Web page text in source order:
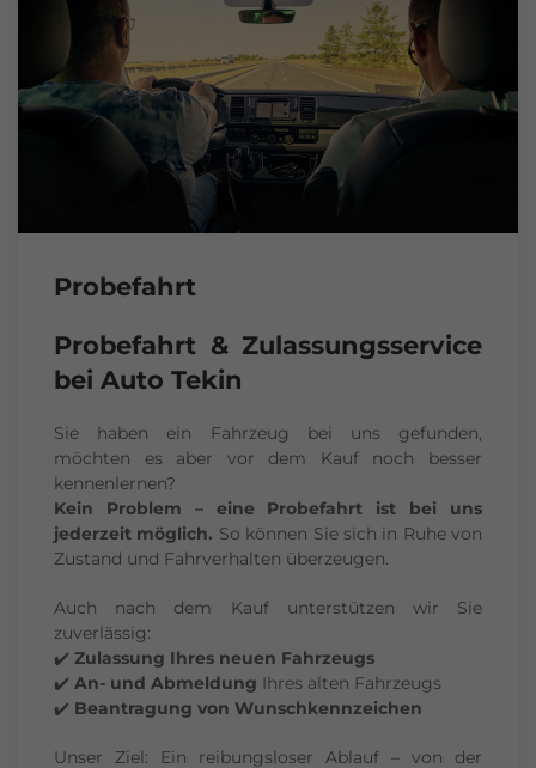
Probefahrt
Probefahrt & Zulassungsservice
bei Auto Tekin
Sie haben ein Fahrzeug bei uns gefunden,
möchten es aber vor dem Kauf noch besser
kennenlernen?
Kein Problem – eine Probefahrt ist bei uns
jederzeit möglich. So können Sie sich in Ruhe von
Zustand und Fahrverhalten überzeugen.
Auch nach dem Kauf unterstützen wir Sie
zuverlässig:
✔️ Zulassung Ihres neuen Fahrzeugs
✔️ An- und Abmeldung Ihres alten Fahrzeugs
✔️ Beantragung von Wunschkennzeichen
Unser Ziel: Ein reibungsloser Ablauf – von der